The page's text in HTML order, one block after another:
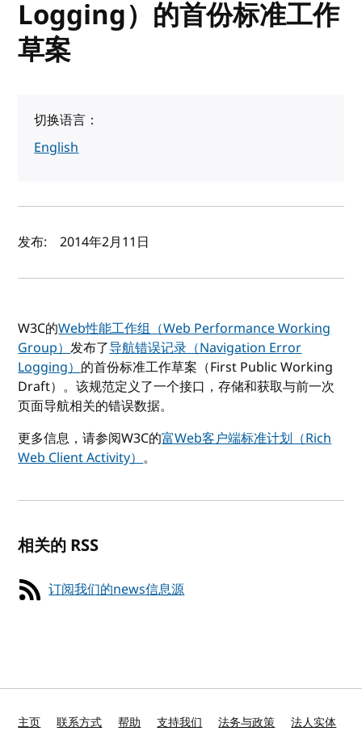
Logging）的首份标准工作
草案
切换语言：
English
作者及发布日期
发布: 2014年2月11日
W3C的Web性能工作组（Web Performance Working
Group）发布了导航错误记录（Navigation Error
Logging）的首份标准工作草案（First Public Working
Draft）。该规范定义了一个接口，存储和获取与前一次
页面导航相关的错误数据。
更多信息，请参阅W3C的富Web客户端标准计划（Rich
Web Client Activity）。
相关的 RSS
订阅我们的news信息源
主页 联系方式 帮助 支持我们 法务与政策 法人实体